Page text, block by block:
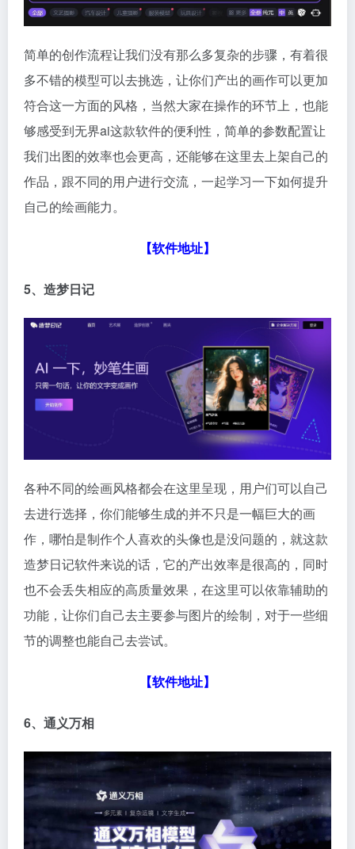
简单的创作流程让我们没有那么多复杂的步骤，有着很
多不错的模型可以去挑选，让你们产出的画作可以更加
符合这一方面的风格，当然大家在操作的环节上，也能
够感受到无界ai这款软件的便利性，简单的参数配置让
我们出图的效率也会更高，还能够在这里去上架自己的
作品，跟不同的用户进行交流，一起学习一下如何提升
自己的绘画能力。
【软件地址】
5、造梦日记
各种不同的绘画风格都会在这里呈现，用户们可以自己
去进行选择，你们能够生成的并不只是一幅巨大的画
作，哪怕是制作个人喜欢的头像也是没问题的，就这款
造梦日记软件来说的话，它的产出效率是很高的，同时
也不会丢失相应的高质量效果，在这里可以依靠辅助的
功能，让你们自己去主要参与图片的绘制，对于一些细
节的调整也能自己去尝试。
【软件地址】
6、通义万相